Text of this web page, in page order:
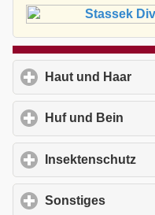
Haut und Haar
Huf und Bein
Insektenschutz
Sonstiges